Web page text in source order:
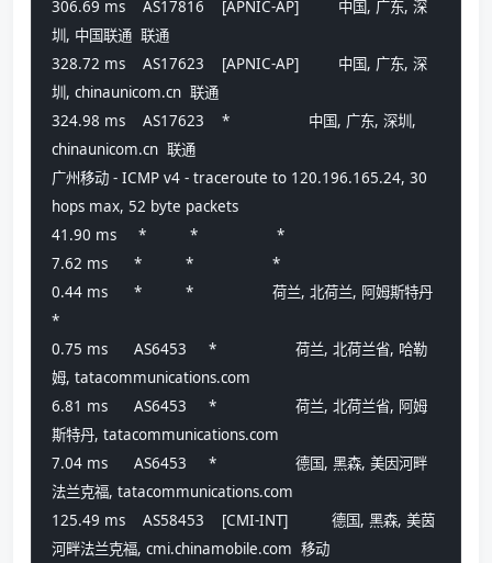
306.69 ms    AS17816    [APNIC-AP]         中国, 广东, 深
圳, 中国联通  联通
328.72 ms    AS17623    [APNIC-AP]         中国, 广东, 深
圳, chinaunicom.cn  联通
324.98 ms    AS17623    *                  中国, 广东, 深圳,
chinaunicom.cn  联通
广州移动 - ICMP v4 - traceroute to 120.196.165.24, 30
hops max, 52 byte packets
41.90 ms     *          *                  *
7.62 ms      *          *                  *
0.44 ms      *          *                  荷兰, 北荷兰, 阿姆斯特丹
*
0.75 ms      AS6453     *                  荷兰, 北荷兰省, 哈勒
姆, tatacommunications.com
6.81 ms      AS6453     *                  荷兰, 北荷兰省, 阿姆
斯特丹, tatacommunications.com
7.04 ms      AS6453     *                  德国, 黑森, 美因河畔
法兰克福, tatacommunications.com
125.49 ms    AS58453    [CMI-INT]          德国, 黑森, 美茵
河畔法兰克福, cmi.chinamobile.com  移动